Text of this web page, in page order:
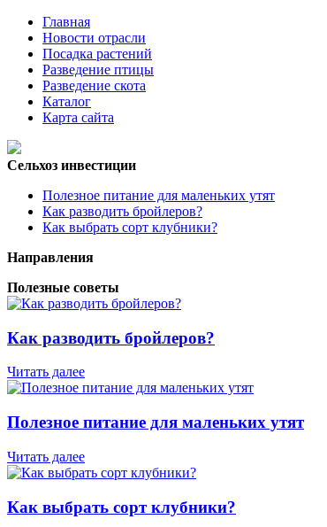
Главная
Новости отрасли
Посадка растений
Разведение птицы
Разведение скота
Каталог
Карта сайта
Сельхоз инвестиции
Полезное питание для маленьких утят
Как разводить бройлеров?
Как выбрать сорт клубники?
Направления
Полезные советы
Как разводить бройлеров?
Читать далее
Полезное питание для маленьких утят
Читать далее
Как выбрать сорт клубники?